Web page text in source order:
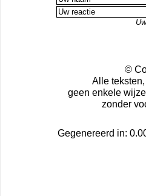
©
Alle
geen enkele
zonder
Gegenereerd in: